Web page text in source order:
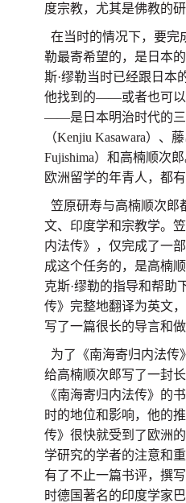
度宗教，尤其是佛教的
在当时的情况下，要完
勒最寄希望的，是日本
斯·缪勒当时已经跟日本
他找到的——或者也可以
——是日本明治时代的三
（Kenjiu Kasawara）、
Fujishima）和高楠顺次
欧洲留学的年青人，都有
笠原研寿与高楠顺次郎
文、印度学和宗教学。
内法传》，仅完成了一
成这个任务的，是高楠
克斯·缪勒的指导和帮助
传》完整地翻译为英文
写了一篇很长的导言和
为了《南海寄归内法传
给高楠顺次郎写了一封
《南海寄归内法传》的
时的地位和影响，他的
传》很快就受到了欧洲
学研究的学者的注意和
有了不止一篇书评，撰
时德国著名的印度学家